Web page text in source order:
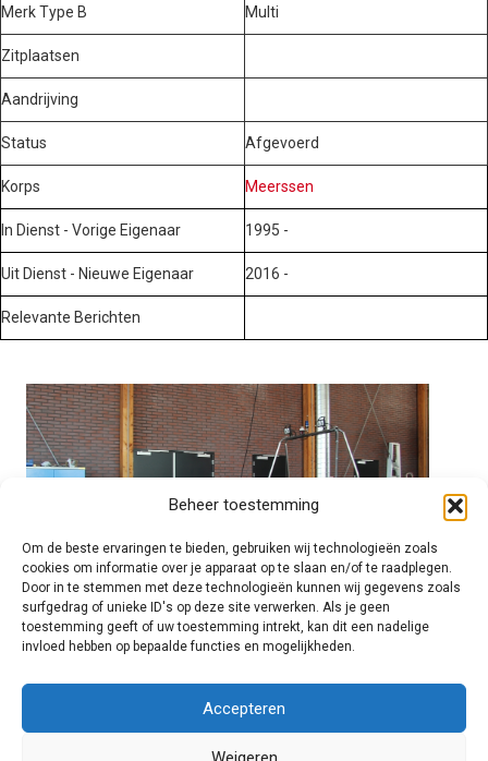
Beheer toestemming
Om de beste ervaringen te bieden, gebruiken wij technologieën zoals
cookies om informatie over je apparaat op te slaan en/of te raadplegen.
Door in te stemmen met deze technologieën kunnen wij gegevens zoals
surfgedrag of unieke ID's op deze site verwerken. Als je geen
toestemming geeft of uw toestemming intrekt, kan dit een nadelige
invloed hebben op bepaalde functies en mogelijkheden.
Accepteren
Merk Type B Multi
Zitplaatsen
Aandrijving
Status Afgevoerd
Korps Meerssen
In Dienst - Vorige Eigenaar 1995 -
Uit Dienst - Nieuwe Eigenaar 2016 -
Relevante Berichten